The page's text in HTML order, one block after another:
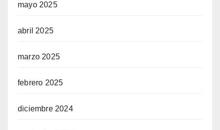
mayo 2025
abril 2025
marzo 2025
febrero 2025
diciembre 2024